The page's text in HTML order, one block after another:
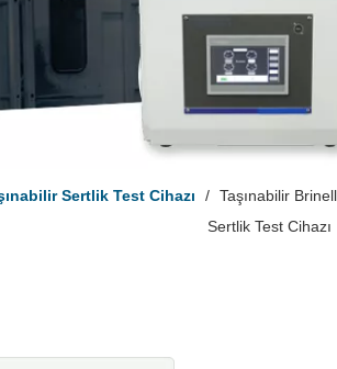
Sertlik Test Cihazı / Taşınabilir Brinell
Sertlik Test Cihazı